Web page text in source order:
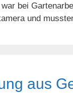
bei
und
aus